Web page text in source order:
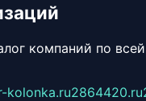
компаний по
kolonka.ru2864420.ru